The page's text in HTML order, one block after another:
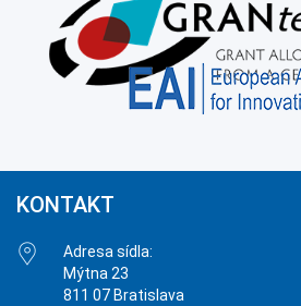
KONTAKT
Adresa sídla:
Mýtna 23
811 07 Bratislava